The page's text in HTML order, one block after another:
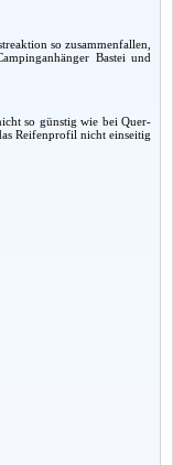
so zusammenfallen,
Bastei und
so günstig wie bei Quer-
Reifenprofil nicht einseitig